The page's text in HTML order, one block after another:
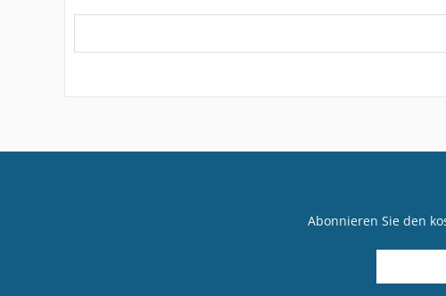
Abonnieren Sie den